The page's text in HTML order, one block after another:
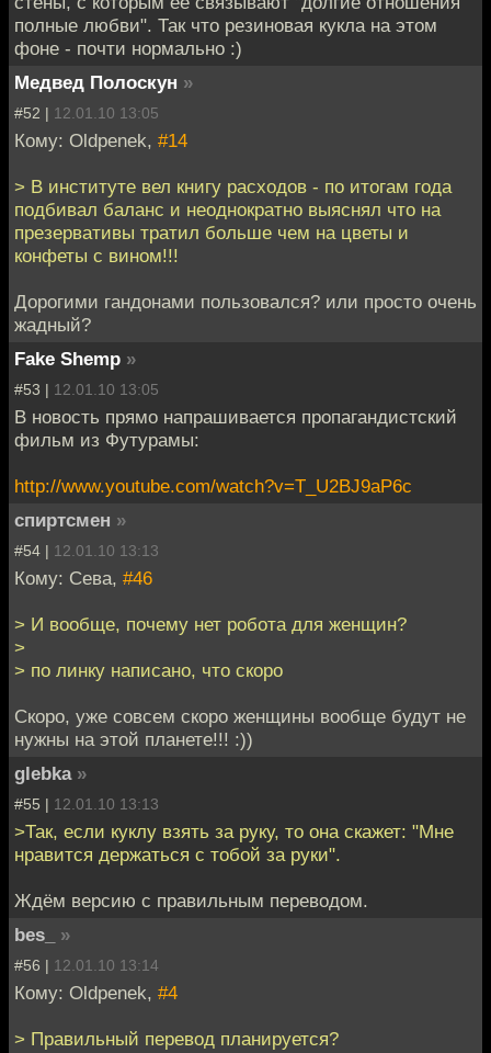
полные любви". Так что резиновая кукла на этом
фоне - почти нормально :)
Медвед Полоскун »
#52 | 12.01.10 13:05
Кому: Oldpenek, #14
> В институте вел книгу расходов - по итогам года
подбивал баланс и неоднократно выяснял что на
презервативы тратил больше чем на цветы и
конфеты с вином!!!
Дорогими гандонами пользовался? или просто очень
жадный?
Fake Shemp »
#53 | 12.01.10 13:05
В новость прямо напрашивается пропагандистский
фильм из Футурамы:
http://www.youtube.com/watch?v=T_U2BJ9aP6c
спиртсмен »
#54 | 12.01.10 13:13
Кому: Сева, #46
> И вообще, почему нет робота для женщин?
>
> по линку написано, что скоро
Скоро, уже совсем скоро женщины вообще будут не
нужны на этой планете!!! :))
glebka »
#55 | 12.01.10 13:13
>Так, если куклу взять за руку, то она скажет: "Мне
нравится держаться с тобой за руки".
Ждём версию с правильным переводом.
bes_
»
#56 | 12.01.10 13:14
Кому: Oldpenek, #4
> Правильный перевод планируется?